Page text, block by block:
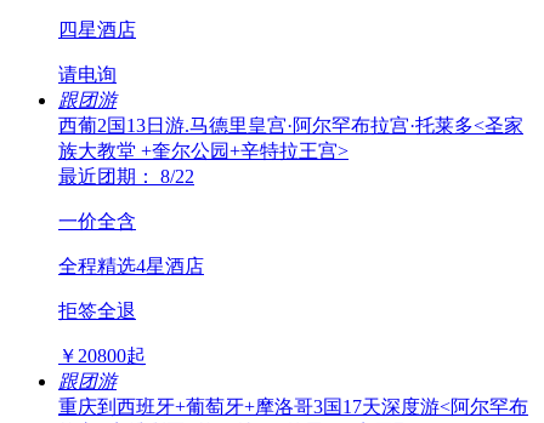
四星酒店
请电询
跟团游
西葡2国13日游.马德里皇宫·阿尔罕布拉宫·托莱多<圣家
族大教堂 +奎尔公园+辛特拉王宫>
最近团期： 8/22
一价全含
全程精选4星酒店
拒签全退
￥ 20800起
跟团游
重庆到西班牙+葡萄牙+摩洛哥3国17天深度游<阿尔罕布